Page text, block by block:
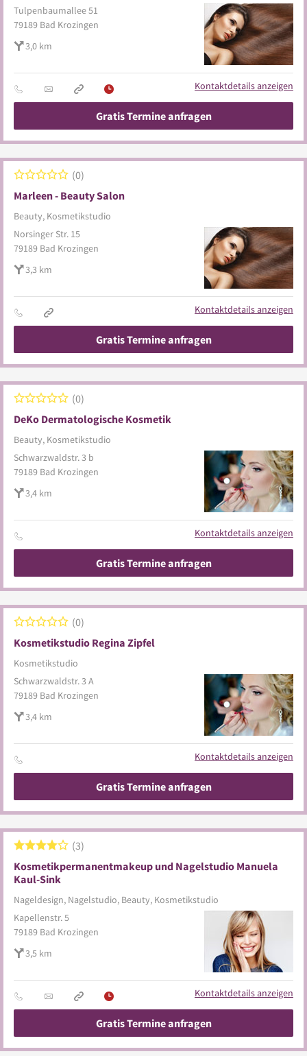
Tulpenbaumallee 51
79189 Bad Krozingen
3,0 km
Kontaktdetails anzeigen
Gratis Termine anfragen
Marleen - Beauty Salon
Beauty, Kosmetikstudio
0
Norsinger Str. 15
79189 Bad Krozingen
3,3 km
Kontaktdetails anzeigen
Gratis Termine anfragen
DeKo Dermatologische Kosmetik
Beauty, Kosmetikstudio
0
Schwarzwaldstr. 3 b
79189 Bad Krozingen
3,4 km
Kontaktdetails anzeigen
Gratis Termine anfragen
Kosmetikstudio Regina Zipfel
Kosmetikstudio
0
Schwarzwaldstr. 3 A
79189 Bad Krozingen
3,4 km
Kontaktdetails anzeigen
Gratis Termine anfragen
Kosmetikpermanentmakeup und Nagelstudio Manuela
Kaul-Sink
Nageldesign, Nagelstudio, Beauty, Kosmetikstudio
3
Kapellenstr. 5
79189 Bad Krozingen
3,5 km
Kontaktdetails anzeigen
Gratis Termine anfragen